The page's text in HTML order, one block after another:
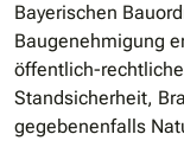
Bayerischen
Baugenehmigung
öffentlich-
Standsicherheit,
gegebenenfalls